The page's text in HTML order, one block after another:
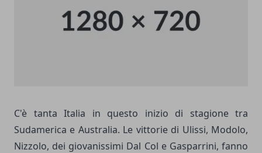
C'è tanta Italia in questo inizio di stagione tra
Sudamerica e Australia. Le vittorie di Ulissi, Modolo,
Nizzolo, dei giovanissimi Dal Col e Gasparrini, fanno